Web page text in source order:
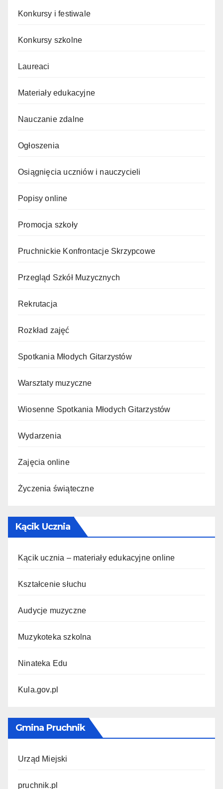
Konkursy i festiwale
Konkursy szkolne
Laureaci
Materiały edukacyjne
Nauczanie zdalne
Ogłoszenia
Osiągnięcia uczniów i nauczycieli
Popisy online
Promocja szkoły
Pruchnickie Konfrontacje Skrzypcowe
Przegląd Szkół Muzycznych
Rekrutacja
Rozkład zajęć
Spotkania Młodych Gitarzystów
Warsztaty muzyczne
Wiosenne Spotkania Młodych Gitarzystów
Wydarzenia
Zajęcia online
Życzenia świąteczne
Kącik Ucznia
Kącik ucznia – materiały edukacyjne online
Kształcenie słuchu
Audycje muzyczne
Muzykoteka szkolna
Ninateka Edu
Kula.gov.pl
Gmina Pruchnik
Urząd Miejski
pruchnik.pl